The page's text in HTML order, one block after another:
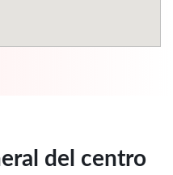
del centro